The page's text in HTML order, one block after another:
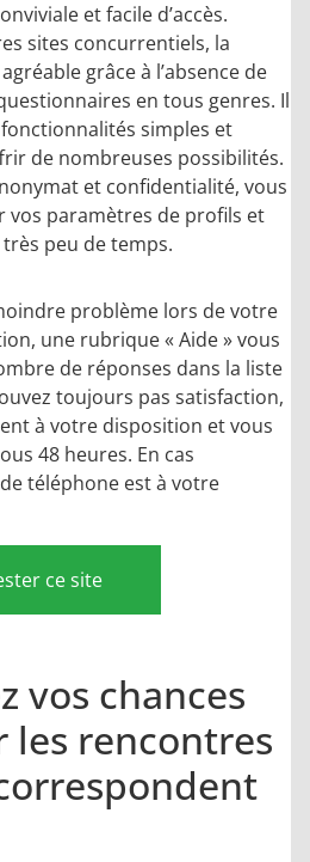
et facile d’accès.
sites concurrentiels, la
grâce à l’absence de
en tous genres. Il
simples et
de nombreuses possibilités.
et confidentialité, vous
vos paramètres de profils et
peu de temps.
problème lors de votre
une rubrique « Aide » vous
de réponses dans la liste
toujours pas satisfaction,
à votre disposition et vous
48 heures. En cas
téléphone est à votre
ce site
vos chances
les rencontres